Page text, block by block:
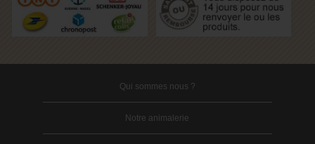
Qui sommes nous ?
Notre animalerie